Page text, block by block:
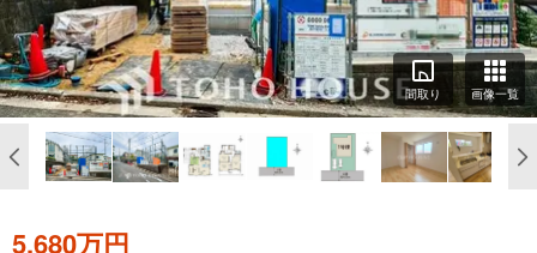
間取り 画像一覧
5,680万円